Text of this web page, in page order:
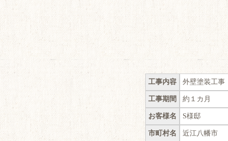
工事内容 外壁塗装工事
工事期間 約１カ月
お客様名 S様邸
市町村名 近江八幡市